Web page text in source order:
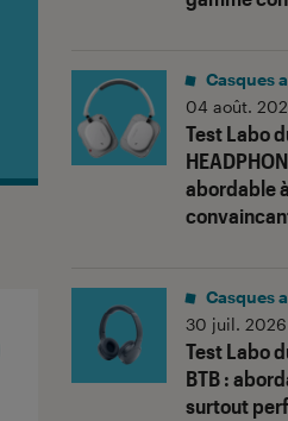
Test Labo
abordable
Casques
04 août.
Test Labo
BTB :
surtout
Casques
30 juil. 2026